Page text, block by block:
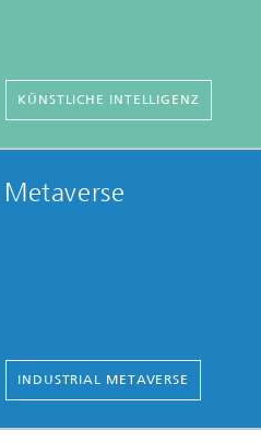
KÜNSTLICHE INTELLIGENZ
Metaverse
INDUSTRIAL METAVERSE